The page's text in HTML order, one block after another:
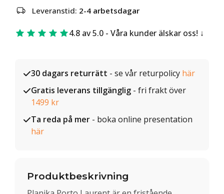
Leveranstid: 2-4 arbetsdagar
4.8 av 5.0 - Våra kunder älskar oss!
30 dagars returrätt - se vår returpolicy här
Gratis leverans tillgänglig - fri frakt över
1499 kr
Ta reda på mer - boka online presentation
här
Produktbeskrivning